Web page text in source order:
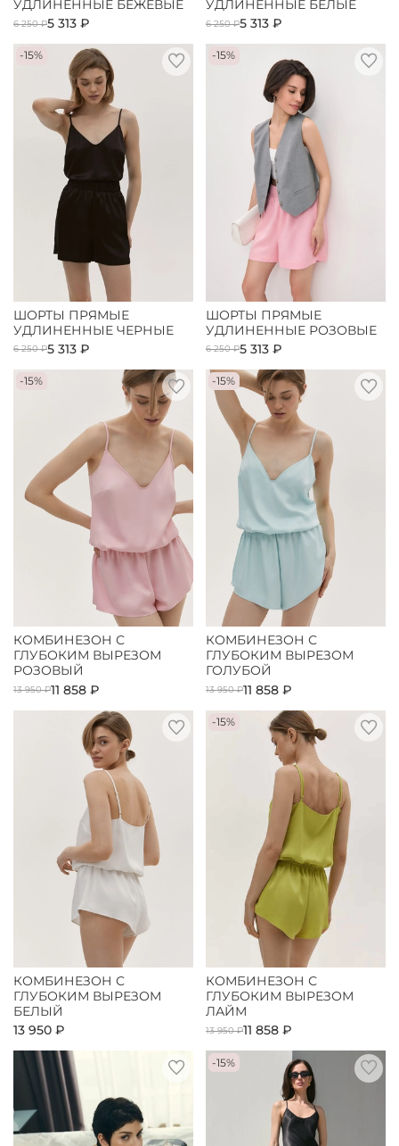
УДЛИНЕННЫЕ БЕЖЕВЫЕ
6 250 ₽5 313 ₽
УДЛИНЕННЫЕ БЕЛЫЕ
6 250 ₽5 313 ₽
-15%
ШОРТЫ ПРЯМЫЕ
УДЛИНЕННЫЕ ЧЕРНЫЕ
6 250 ₽5 313 ₽
-15%
ШОРТЫ ПРЯМЫЕ
УДЛИНЕННЫЕ РОЗОВЫЕ
6 250 ₽5 313 ₽
-15%
КОМБИНЕЗОН С
ГЛУБОКИМ ВЫРЕЗОМ
РОЗОВЫЙ
13 950 ₽11 858 ₽
-15%
КОМБИНЕЗОН С
ГЛУБОКИМ ВЫРЕЗОМ
ГОЛУБОЙ
13 950 ₽11 858 ₽
КОМБИНЕЗОН С
ГЛУБОКИМ ВЫРЕЗОМ
БЕЛЫЙ
13 950 ₽
-15%
КОМБИНЕЗОН С
ГЛУБОКИМ ВЫРЕЗОМ
ЛАЙМ
13 950 ₽11 858 ₽
-15%